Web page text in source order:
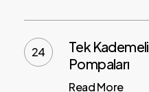
Tek Kademeli
Pompaları
Read More